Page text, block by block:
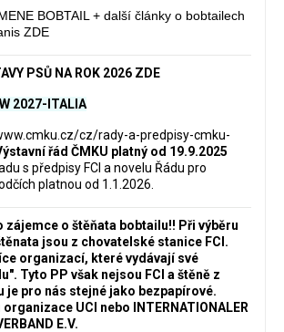
BOBTAIL + další články o bobtailech
ZDE
PSŮ NA ROK 2026 ZDE
2027-ITALIA
cz/rady-a-predpisy-cmku-
řád ČMKU platný od 19.9.2025
s předpisy FCI a novelu Řádu pro
platnou od 1.1.2026.
zájemce o štěňata bobtailu‼️ Při výběru
jsou z chovatelské stanice FCI.
organizací, které vydávají své
Tyto PP však nejsou FCI a štěně z
je pro nás stejné jako bezpapírové.
UCI nebo INTERNATIONALER
E.V.